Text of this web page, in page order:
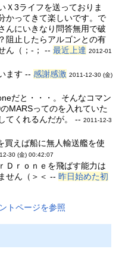
Ｘ3ライフを送っておりま
かってきて楽しいです。で
んにいきなり問答無用で破
阻止したらアルゴンとの有
ん（；-； --最近上達 2012-01
ます --感謝感激 2011-12-30 (金)
だと・・・。そんなコマン
MARSってのを入れていた
てくれるんだが。 --2011-12-3
えば船に無人輸送艦を使
30 (金) 00:42:07
Ｄｒｏｎｅを飛ばす能力は
せん（＞＜ --昨日始めた初
トページを参照